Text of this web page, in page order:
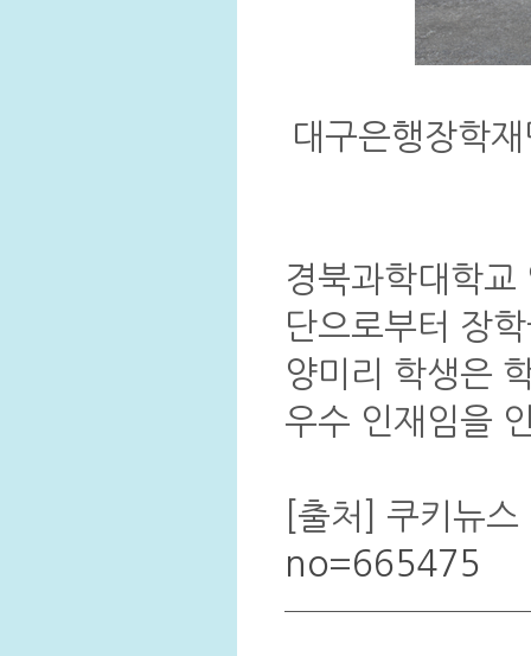
대구은행장학
경북과학대학
단으로부터 장
양미리 학생은
우수 인재임을
[출처] 쿠키뉴스
no=665475